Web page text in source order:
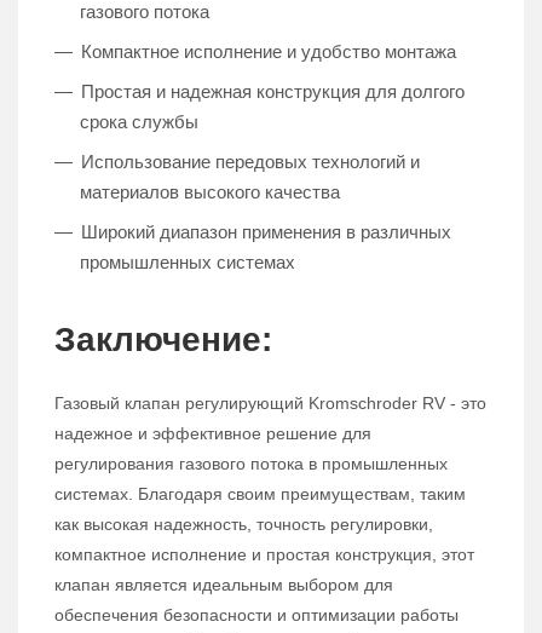
газового потока
Компактное исполнение и удобство монтажа
Простая и надежная конструкция для долгого
срока службы
Использование передовых технологий и
материалов высокого качества
Широкий диапазон применения в различных
промышленных системах
Заключение:
Газовый клапан регулирующий Kromschroder RV - это
надежное и эффективное решение для
регулирования газового потока в промышленных
системах. Благодаря своим преимуществам, таким
как высокая надежность, точность регулировки,
компактное исполнение и простая конструкция, этот
клапан является идеальным выбором для
обеспечения безопасности и оптимизации работы